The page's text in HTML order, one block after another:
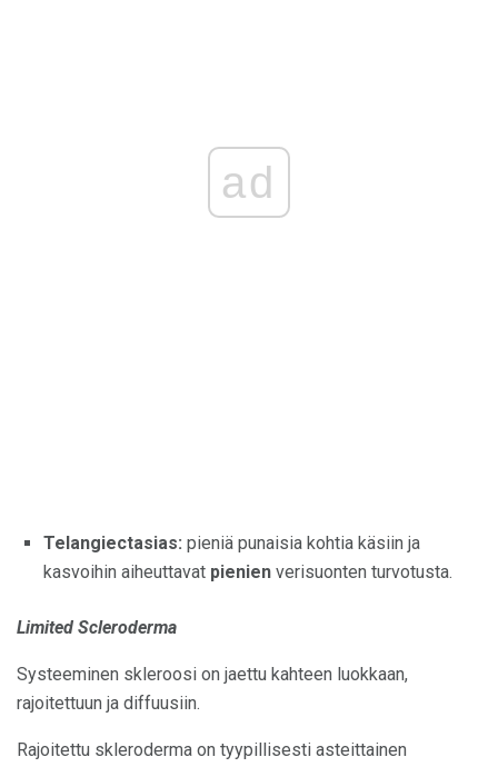
ad
Telangiectasias: pieniä punaisia ​​kohtia käsiin ja
kasvoihin aiheuttavat pienien verisuonten turvotusta.
Limited Scleroderma
Systeeminen skleroosi on jaettu kahteen luokkaan,
rajoitettuun ja diffuusiin.
Rajoitettu skleroderma on tyypillisesti asteittainen